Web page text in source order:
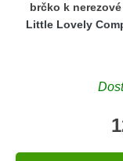
brčko k
Little Lovely